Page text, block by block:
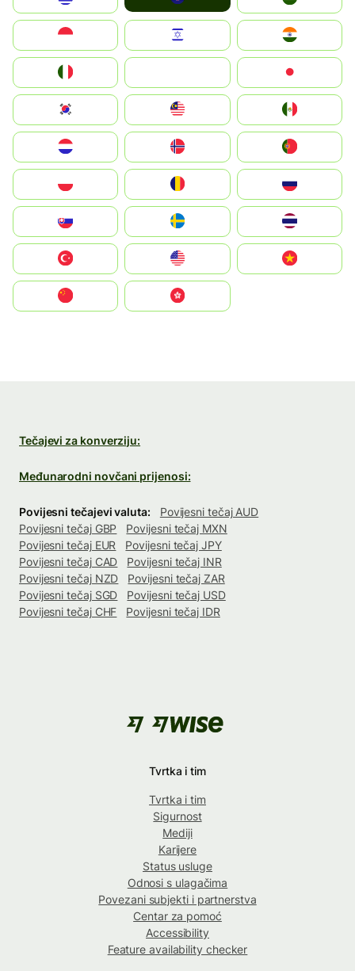
South Korea
United States
中國香港特別行政區
Tečajevi za konverziju:
Međunarodni novčani prijenosi:
Povijesni tečajevi valuta:
Povijesni tečaj AUD
Povijesni tečaj GBP
Povijesni tečaj MXN
Povijesni tečaj EUR
Povijesni tečaj JPY
Povijesni tečaj CAD
Povijesni tečaj INR
Povijesni tečaj NZD
Povijesni tečaj ZAR
Povijesni tečaj SGD
Povijesni tečaj USD
Povijesni tečaj CHF
Povijesni tečaj IDR
Tvrtka i tim
Tvrtka i tim
Sigurnost
Mediji
Karijere
Status usluge
Odnosi s ulagačima
Povezani subjekti i partnerstva
Centar za pomoć
Accessibility
Feature availability checker